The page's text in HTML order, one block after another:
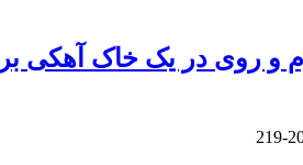
و روی در یک خاک